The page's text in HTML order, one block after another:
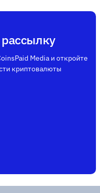
Media и откройте
криптовалюты